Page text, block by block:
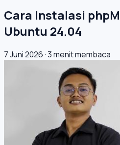
Cara Instalasi
Ubuntu 24.04
7 Juni 2026·3 menit membaca